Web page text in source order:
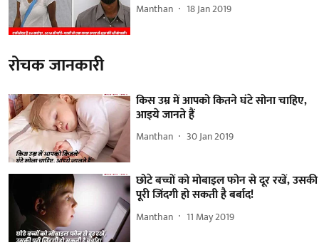
Manthan 18 Jan 2019
रोचक जानकारी
किस उम्र में आपको कितने घंटे सोना चाहिए,
आइये जानते हैं
Manthan 30 Jan 2019
छोटे बच्चों को मोबाइल फोन से दूर रखें, उसकी
पूरी जिंदगी हो सकती है बर्बाद!
Manthan 11 May 2019